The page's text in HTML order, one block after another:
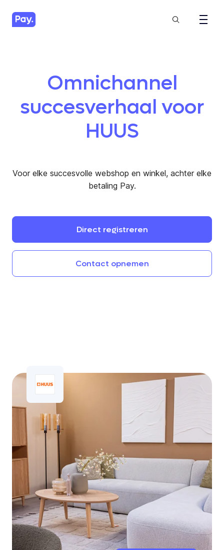
Omnichannel
succesverhaal voor
HUUS
Voor elke succesvolle webshop en winkel, achter elke
betaling Pay.
Direct registreren
Contact opnemen